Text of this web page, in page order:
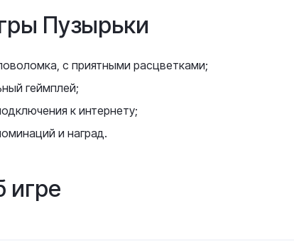
Пузырьки
с приятными расцветками;
геймплей;
к интернету;
и наград.
игре